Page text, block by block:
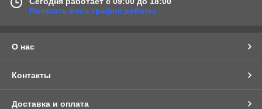
Показать весь график работы
О нас
Контакты
Доставка и оплата